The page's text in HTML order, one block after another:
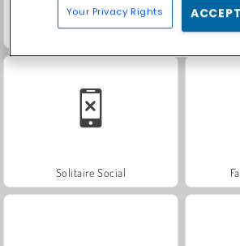
Scala 40
Solitaire Social
Your Privacy Rights